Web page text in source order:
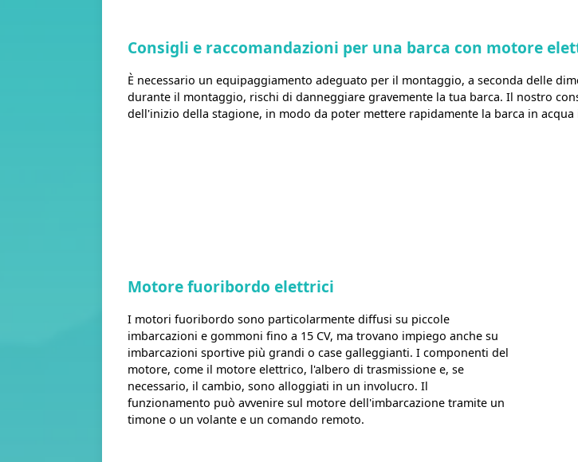
Consigli e raccomandazioni per una barca con motore
È necessario un equipaggiamento adeguato per il montaggio, a seconda delle
durante il montaggio, rischi di danneggiare gravemente la tua barca. Il nostro
dell'inizio della stagione, in modo da poter mettere rapidamente la barca in
Motore fuoribordo elettrici
I motori fuoribordo sono particolarmente diffusi su piccole
imbarcazioni e gommoni fino a 15 CV, ma trovano impiego anche su
imbarcazioni sportive più grandi o case galleggianti. I componenti del
motore, come il motore elettrico, l'albero di trasmissione e, se
necessario, il cambio, sono alloggiati in un involucro. Il
funzionamento può avvenire sul motore dell'imbarcazione tramite un
timone o un volante e un comando remoto.